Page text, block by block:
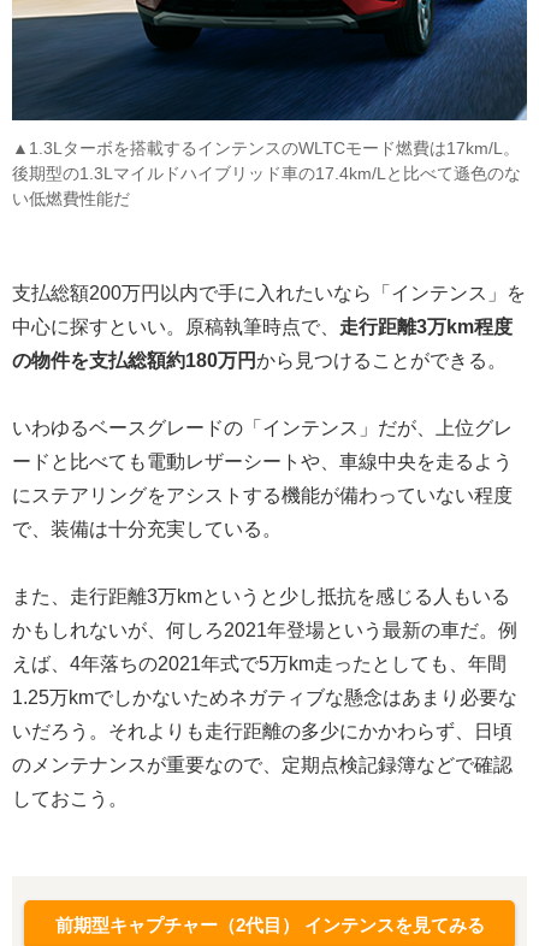
▲1.3Lターボを搭載するインテンスのWLTCモード燃費は17km/L。
後期型の1.3Lマイルドハイブリッド車の17.4km/Lと比べて遜色のな
い低燃費性能だ
支払総額200万円以内で手に入れたいなら「インテンス」を
中心に探すといい。原稿執筆時点で、 走行距離3万km程度
の物件を支払総額約180万円から見つけることができる。
いわゆるベースグレードの「インテンス」だが、上位グレ
ードと比べても電動レザーシートや、車線中央を走るよう
にステアリングをアシストする機能が備わっていない程度
で、装備は十分充実している。
また、走行距離3万kmというと少し抵抗を感じる人もいる
かもしれないが、何しろ2021年登場という最新の車だ。例
えば、4年落ちの2021年式で5万km走ったとしても、年間
1.25万kmでしかないためネガティブな懸念はあまり必要な
いだろう。それよりも走行距離の多少にかかわらず、日頃
のメンテナンスが重要なので、定期点検記録簿などで確認
しておこう。
前期型キャプチャー（2代目） インテンスを見てみる